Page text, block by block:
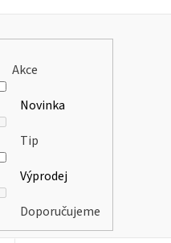
Akce
Novinka
Tip
Výprodej
Doporučujeme